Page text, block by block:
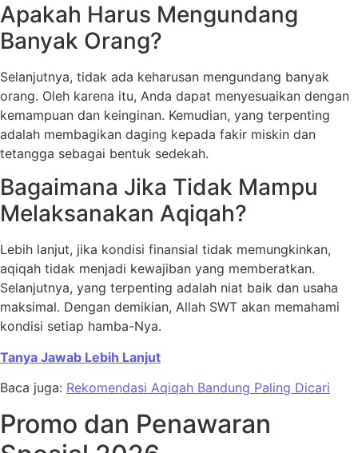
Apakah Harus Mengundang
Banyak Orang?
Selanjutnya, tidak ada keharusan mengundang banyak
orang. Oleh karena itu, Anda dapat menyesuaikan dengan
kemampuan dan keinginan. Kemudian, yang terpenting
adalah membagikan daging kepada fakir miskin dan
tetangga sebagai bentuk sedekah.
Bagaimana Jika Tidak Mampu
Melaksanakan Aqiqah?
Lebih lanjut, jika kondisi finansial tidak memungkinkan,
aqiqah tidak menjadi kewajiban yang memberatkan.
Selanjutnya, yang terpenting adalah niat baik dan usaha
maksimal. Dengan demikian, Allah SWT akan memahami
kondisi setiap hamba-Nya.
Tanya Jawab Lebih Lanjut
Baca juga: Rekomendasi Aqiqah Bandung Paling Dicari
Promo dan Penawaran